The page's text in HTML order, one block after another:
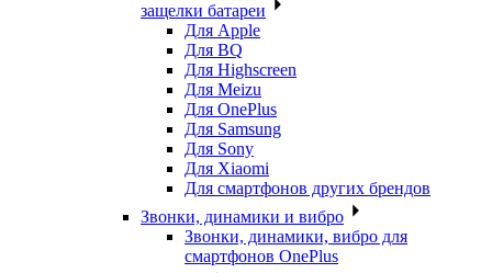
защелки батареи
Для Apple
Для BQ
Для Highscreen
Для Meizu
Для OnePlus
Для Samsung
Для Sony
Для Xiaomi
Для смартфонов других брендов
Звонки, динамики и вибро
Звонки, динамики, вибро для
смартфонов OnePlus